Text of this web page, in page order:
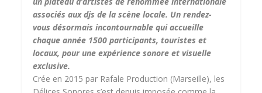
associés aux djs de la scène locale. Un rendez-
vous désormais incontournable qui accueille
chaque année 1500 participants, touristes et
locaux, pour une expérience sonore et visuelle
exclusive.
Crée en 2015 par Rafale Production (Marseille), les